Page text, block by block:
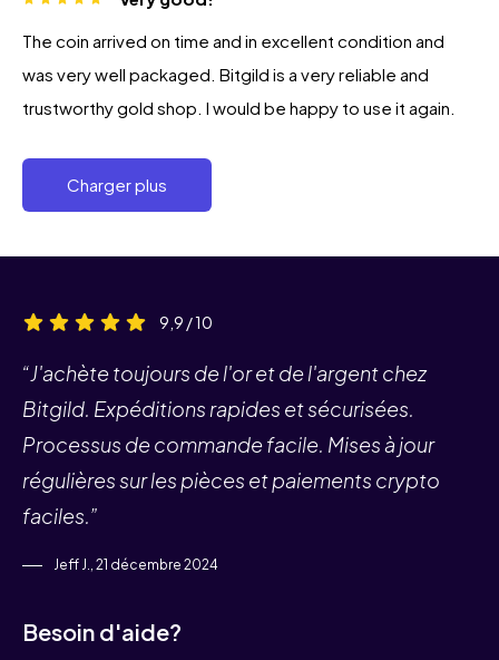
The coin arrived on time and in excellent condition and
was very well packaged. Bitgild is a very reliable and
trustworthy gold shop. I would be happy to use it again.
Charger plus
9,9 / 10
“J'achète toujours de l'or et de l'argent chez
Bitgild. Expéditions rapides et sécurisées.
Processus de commande facile. Mises à jour
régulières sur les pièces et paiements crypto
faciles.”
Jeff J., 21 décembre 2024
Besoin d'aide?